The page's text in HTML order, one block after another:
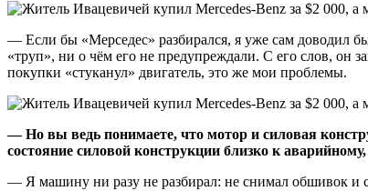
— Если бы «Мерседес» разбирался, я уже сам доводил
«труп», ни о чём его не предупреждали. С его слов, он
покупки «стуканул» двигатель, это же мои проблемы.
— Но вы ведь понимаете, что мотор и силовая
состояние силовой конструкции близко к
— Я машину ни разу не разбирал: не снимал обшивок и